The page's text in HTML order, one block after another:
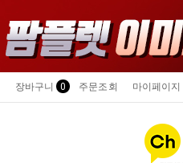
장바구니 0 주문조회 마이페이지